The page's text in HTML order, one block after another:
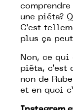
comprendre
une piéta?
C’est
plus ça
Non, ce qui
piéta, c’est
non de
et en quoi